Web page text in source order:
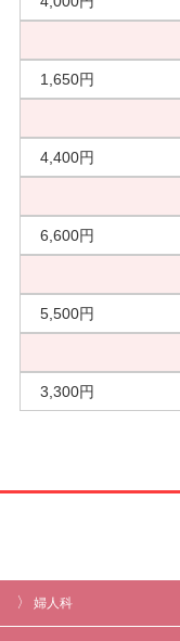
1,650円
4,400円
6,600円
5,500円
3,300円
婦人科